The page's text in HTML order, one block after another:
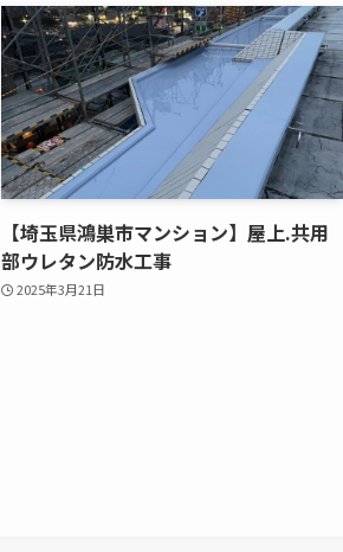
【埼玉県鴻巣市マンション】屋上.共用
部ウレタン防水工事
2025年3月21日